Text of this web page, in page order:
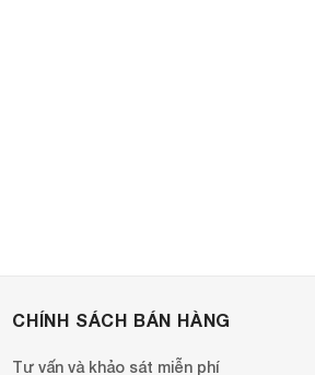
CHÍNH SÁCH BÁN HÀNG
Tư vấn và khảo sát miễn phí